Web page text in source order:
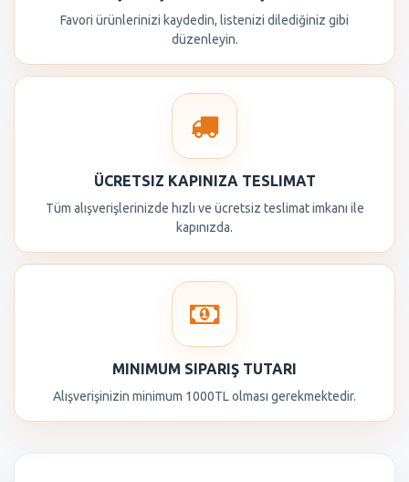
Favori ürünlerinizi kaydedin, listenizi dilediğiniz gibi
düzenleyin.
ÜCRETSIZ KAPINIZA TESLIMAT
Tüm alışverişlerinizde hızlı ve ücretsiz teslimat imkanı ile
kapınızda.
MINIMUM SIPARIŞ TUTARI
Alışverişinizin minimum 1000TL olması gerekmektedir.